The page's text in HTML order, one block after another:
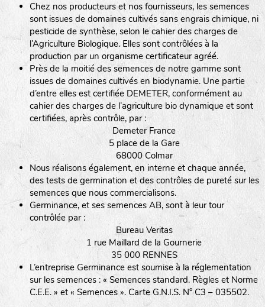
Chez nos producteurs et nos fournisseurs, les semences
sont issues de domaines cultivés sans engrais chimique, ni
pesticide de synthèse, selon le cahier des charges de
l’Agriculture Biologique. Elles sont contrôlées à la
production par un organisme certificateur agréé.
Près de la moitié des semences de notre gamme sont
issues de domaines cultivés en biodynamie. Une partie
d’entre elles est certifiée DEMETER, conformément au
cahier des charges de l’agriculture bio dynamique et sont
certifiées, après contrôle, par :
Demeter France
5 place de la Gare
68000 Colmar
Nous réalisons également, en interne et chaque année,
des tests de germination et des contrôles de pureté sur les
semences que nous commercialisons.
Germinance, et ses semences AB, sont à leur tour
contrôlée par :
Bureau Veritas
1 rue Maillard de la Gournerie
35 000 RENNES
L’entreprise Germinance est soumise à la réglementation
sur les semences : « Semences standard. Règles et Norme
C.E.E. » et « Semences ». Carte G.N.I.S. N° C3 – 035502.